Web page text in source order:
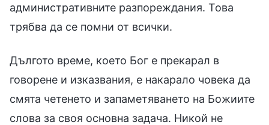
административните разпореждания. Това
трябва да се помни от всички.
Дългото време, което Бог е прекарал в
говорене и изказвания, е накарало човека да
смята четенето и запаметяването на Божиите
слова за своя основна задача. Никой не